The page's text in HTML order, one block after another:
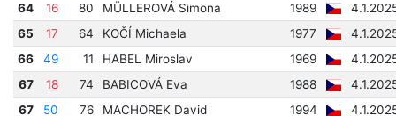
64
16 80 MÜLLEROVÁ Simona 1989
65
17 64 KOČÍ Michaela 1977
66
49 11 HABEL Miroslav 1969
67
18 74 BABICOVÁ Eva 1988
67
50 76 MACHOREK David 1994